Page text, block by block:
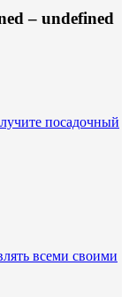
– undefined
посадочный
всеми своими